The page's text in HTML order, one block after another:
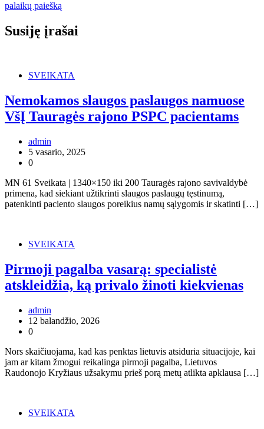
palaikų paiešką
Susiję įrašai
SVEIKATA
Nemokamos slaugos paslaugos namuose
VšĮ Tauragės rajono PSPC pacientams
admin
5 vasario, 2025
0
MN 61 Sveikata | 1340×150 iki 200 Tauragės rajono savivaldybė
primena, kad siekiant užtikrinti slaugos paslaugų tęstinumą,
patenkinti paciento slaugos poreikius namų sąlygomis ir skatinti […]
SVEIKATA
Pirmoji pagalba vasarą: specialistė
atskleidžia, ką privalo žinoti kiekvienas
admin
12 balandžio, 2026
0
Nors skaičiuojama, kad kas penktas lietuvis atsiduria situacijoje, kai
jam ar kitam žmogui reikalinga pirmoji pagalba, Lietuvos
Raudonojo Kryžiaus užsakymu prieš porą metų atlikta apklausa […]
SVEIKATA